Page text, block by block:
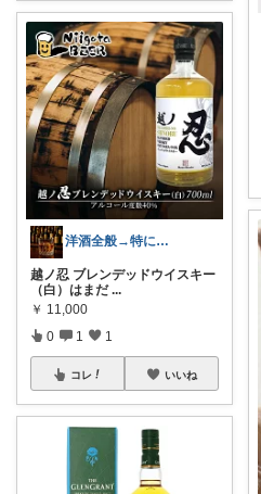
洋酒全般→特にシングルモルト好き
越ノ忍 ブレンデッドウイスキー
（白）はまだ ...
￥ 11,000
0 1 1
コレ いいね